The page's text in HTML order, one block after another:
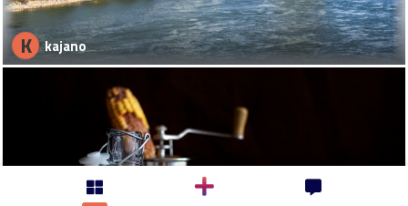
K kajano